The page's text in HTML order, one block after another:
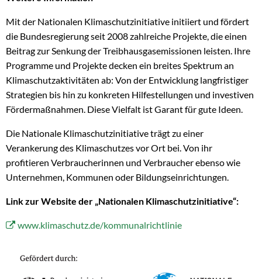
Mit der Nationalen Klimaschutzinitiative initiiert und fördert
die Bundesregierung seit 2008 zahlreiche Projekte, die einen
Beitrag zur Senkung der Treibhausgasemissionen leisten. Ihre
Programme und Projekte decken ein breites Spektrum an
Klimaschutzaktivitäten ab: Von der Entwicklung langfristiger
Strategien bis hin zu konkreten Hilfestellungen und investiven
Fördermaßnahmen. Diese Vielfalt ist Garant für gute Ideen.
Die Nationale Klimaschutzinitiative trägt zu einer
Verankerung des Klimaschutzes vor Ort bei. Von ihr
profitieren Verbraucherinnen und Verbraucher ebenso wie
Unternehmen, Kommunen oder Bildungseinrichtungen.
Link zur Website der „Nationalen Klimaschutzinitiative“:
www.klimaschutz.de/kommunalrichtlinie